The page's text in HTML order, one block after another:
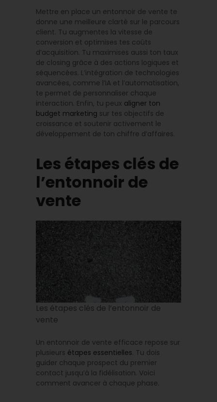
Mettre en place un entonnoir de vente te
donne une meilleure clarté sur le parcours
client. Tu augmentes la vitesse de
conversion et optimises tes coûts
d’acquisition. Tu maximises aussi ton taux
de closing grâce à des actions logiques et
séquencées. L’intégration de technologies
avancées, comme l’IA et l’automatisation,
te permet de personnaliser chaque
interaction. Enfin, tu peux aligner ton
budget marketing sur tes objectifs de
croissance et soutenir activement le
développement de ton chiffre d’affaires.
Les étapes clés de
l’entonnoir de
vente
Les étapes clés de l’entonnoir de
vente
Un entonnoir de vente efficace repose sur
plusieurs étapes essentielles. Tu dois
guider chaque prospect du premier
contact jusqu’à la fidélisation. Voici
comment avancer à chaque phase.